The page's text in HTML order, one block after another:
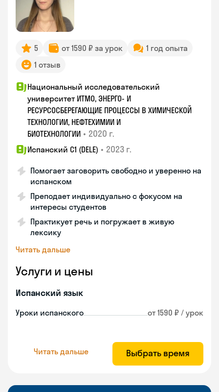
5 от 1590 ₽ за урок
1 год опыта
1 отзыв
Национальный исследовательский
университет ИТМО, ЭНЕРГО- И
РЕСУРСОСБЕРЕГАЮЩИЕ ПРОЦЕССЫ В ХИМИЧЕСКОЙ
ТЕХНОЛОГИИ, НЕФТЕХИМИИ И
БИОТЕХНОЛОГИИ • 2020 г.
Испанский С1 (DELE) • 2023 г.
Помогает заговорить свободно и уверенно на
испанском
Преподает индивидуально с фокусом на
интересы студентов
Практикует речь и погружает в живую
лексику
Читать дальше
Услуги и цены
Испанский язык
Уроки испанского от 1590 ₽ / урок
Читать дальше Выбрать время